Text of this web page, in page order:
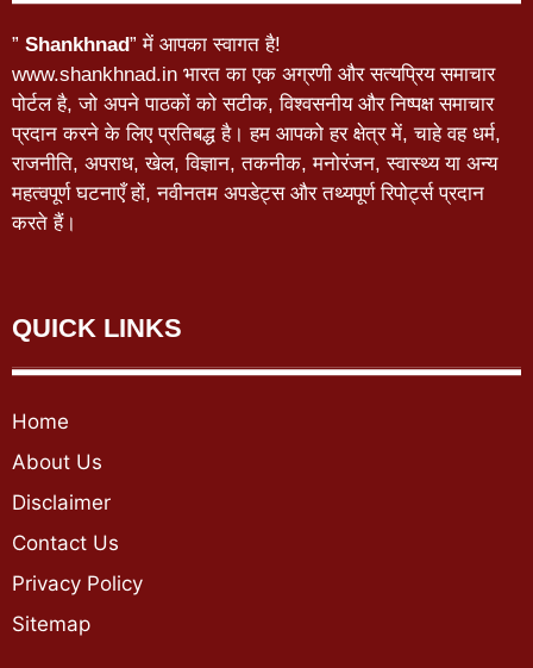
” Shankhnad” में आपका स्वागत है!
www.shankhnad.in भारत का एक अग्रणी और सत्यप्रिय समाचार
पोर्टल है, जो अपने पाठकों को सटीक, विश्वसनीय और निष्पक्ष समाचार
प्रदान करने के लिए प्रतिबद्ध है। हम आपको हर क्षेत्र में, चाहे वह धर्म,
राजनीति, अपराध, खेल, विज्ञान, तकनीक, मनोरंजन, स्वास्थ्य या अन्य
महत्वपूर्ण घटनाएँ हों, नवीनतम अपडेट्स और तथ्यपूर्ण रिपोर्ट्स प्रदान
करते हैं।
QUICK LINKS
Home
About Us
Disclaimer
Contact Us
Privacy Policy
Sitemap